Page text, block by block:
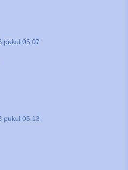
pukul 05.07
pukul 05.13